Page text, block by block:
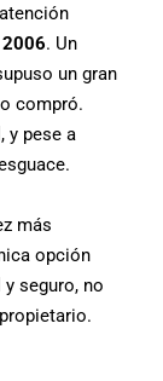
. Un
un gran
compró.
y pese a
más
opción
seguro, no